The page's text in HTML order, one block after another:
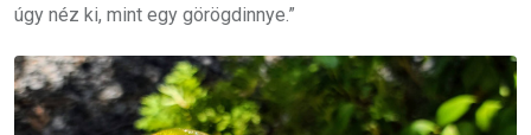
úgy néz ki, mint egy görögdinnye.”